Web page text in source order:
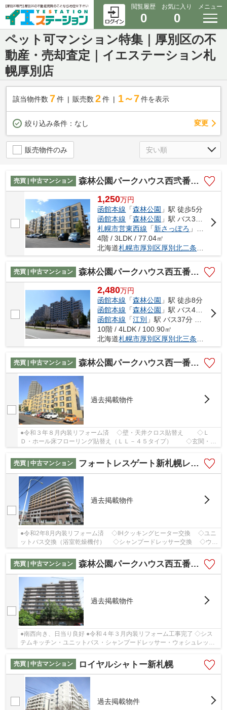
閲覧履歴
0
お気に入り
0
メニュー
ペット可マンション特集｜厚別区の不
動産・売却査定｜イエステーション札
幌厚別店
該当物件数 7件 販売数 2 件 1～7 件を表示
絞り込み条件： なし 変更
販売物件のみ
売買 | 中古マンション 森林公園パークハウス西弐番街A棟
1,250万円
函館本線 「森林公園 」駅 徒歩5分
函館本線 「森林公園 」駅 バス3分 「厚別北2条5丁目」 停歩2分
札幌市営東西線 「新さっぽろ 」駅 バス16分 「厚別北2条5丁目」 停歩2分
4階 / 3LDK / 77.04㎡
北海道札幌市厚別区厚別北二条５丁目2-
売買 | 中古マンション 森林公園パークハウス西五番街C棟
2,480万円
函館本線 「森林公園 」駅 徒歩8分
函館本線 「森林公園 」駅 バス4分 「厚別北3条4丁目」 停歩1分
函館本線 「江別 」駅 バス37分 「厚別北3条4丁目」 停歩1分
10階 / 4LDK / 100.90㎡
北海道札幌市厚別区厚別北三条
売買 | 中古マンション 森林公園パークハウス西一番街B棟
過去掲載物件
●令和３年８月内装リフォーム済 ◇壁・天井クロス貼替え ◇Ｌ
Ｄ・ホール床フローリング貼替え（ＬＬ－４５タイプ） ◇玄関・洋
売買 | 中古マンション
フォートレスゲート新札幌レジデンス
過去掲載物件
●令和2年8月内装リフォーム済 ◇IHクッキングヒーター交換 ◇ユニ
ットバス交換（浴室乾燥機付） ◇シャンプードレッサー交換 ◇ウォ
売買 | 中古マンション
森林公園パークハウス西五番街C棟
過去掲載物件
●南西向き、日当り良好 ●令和４年３月内装リフォーム工事完了 ◇シス
テムキッチン・ユニットバス・シャンプードレッサー・ウォシュレット
付トイレ交換 ◇リビング・ホール・洋室６帖床フ...
売買 | 中古マンション
ロイヤルシャトー新札幌
過去掲載物件